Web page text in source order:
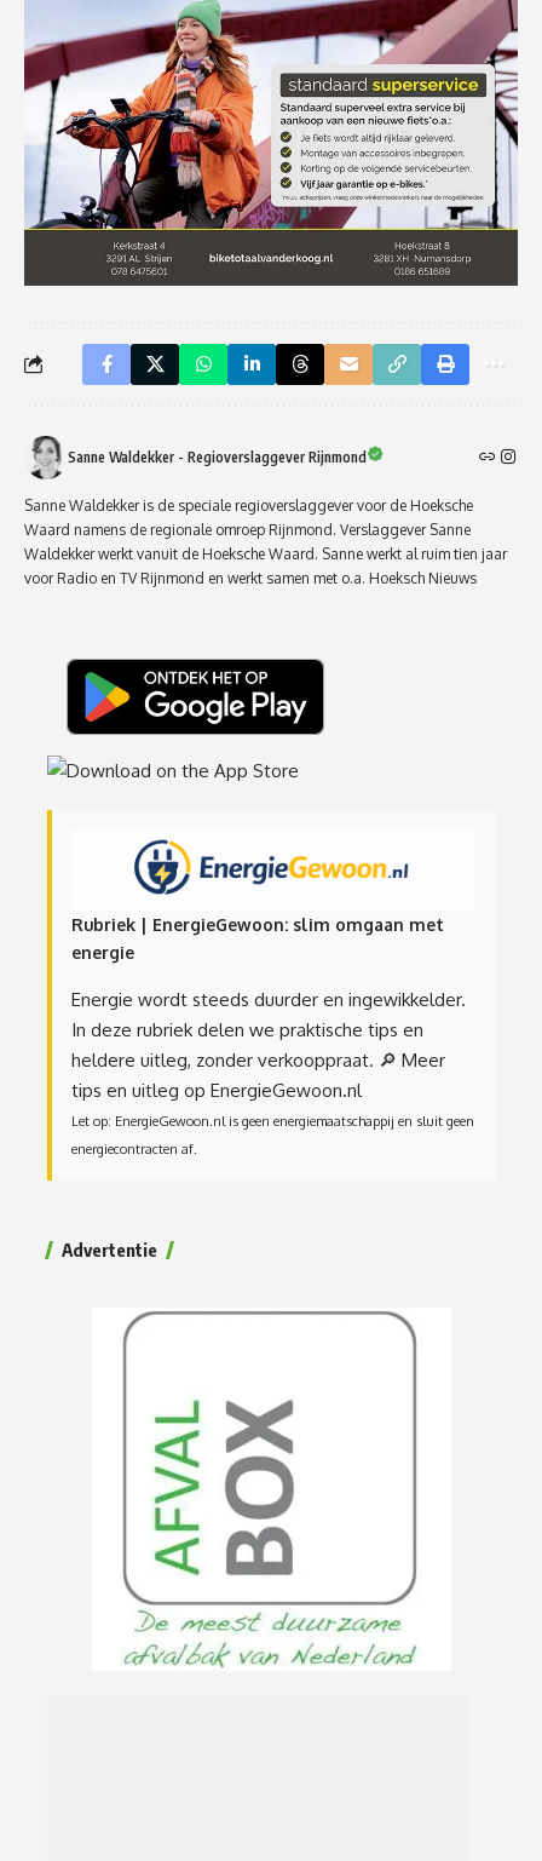
Sanne Waldekker - Regioverslaggever Rijnmond
Sanne Waldekker is de speciale regioverslaggever voor de Hoeksche
Waard namens de regionale omroep Rijnmond. Verslaggever Sanne
Waldekker werkt vanuit de Hoeksche Waard. Sanne werkt al ruim tien jaar
voor Radio en TV Rijnmond en werkt samen met o.a. Hoeksch Nieuws
Rubriek | EnergieGewoon: slim omgaan met
energie
Energie wordt steeds duurder en ingewikkelder.
In deze rubriek delen we praktische tips en
heldere uitleg, zonder verkooppraat. 🔎 Meer
tips en uitleg op EnergieGewoon.nl
Let op: EnergieGewoon.nl is geen energiemaatschappij en sluit geen
energiecontracten af.
Advertentie